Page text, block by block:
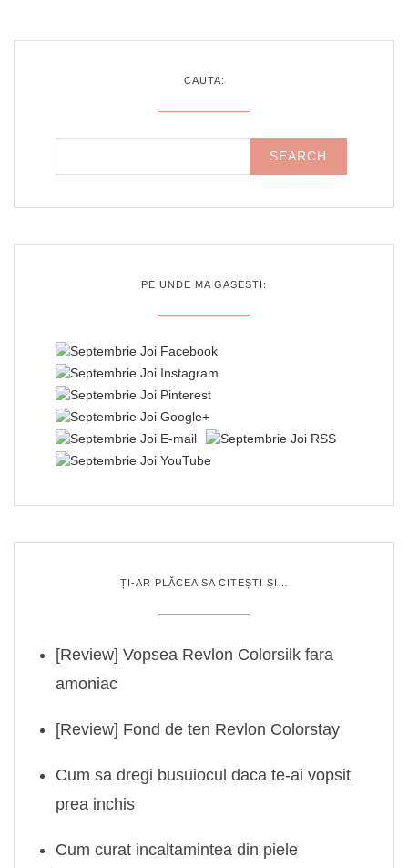
CAUTA:
PE UNDE MA GASESTI:
ȚI-AR PLĂCEA SA CITEȘTI ȘI…
[Review] Vopsea Revlon Colorsilk fara
amoniac
[Review] Fond de ten Revlon Colorstay
Cum sa dregi busuiocul daca te-ai vopsit
prea inchis
Cum curat incaltamintea din piele